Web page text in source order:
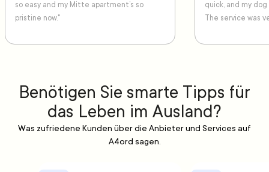
so easy and my Mitte apartment’s so
pristine now."
quick, and my
The service was
Benötigen Sie smarte Tipps für
das Leben im Ausland?
Was zufriedene Kunden über die Anbieter und Services auf
A4ord sagen.